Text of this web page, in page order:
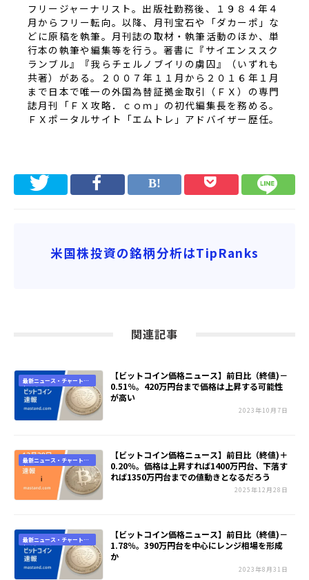
フリージャーナリスト。出版社勤務後、１９８４年４
月からフリー転向。以降、月刊宝石や「ダカーポ」な
どに原稿を執筆。月刊誌の取材・執筆活動のほか、単
行本の執筆や編集等を行う。著書に『サイエンススク
ランブル』『我らチェルノブイリの虜囚』（いずれも
共著）がある。２００７年１１月から２０１６年１月
まで日本で唯一の外国為替証拠金取引（ＦＸ）の専門
誌月刊「ＦＸ攻略．ｃｏｍ」の初代編集長を務める。
ＦＸポータルサイト「エムトレ」アドバイザー歴任。
米国株投資の銘柄分析はTipRanks
関連記事
最新ニュース・チャート速
報
【ビットコイン価格ニュース】前日比（終値)－
0.51％。420万円台まで価格は上昇する可能性
が高い
2023年10月7日
最新ニュース・チャート速
報
【ビットコイン価格ニュース】前日比（終値)＋
0.20％。価格は上昇すれば1400万円台、下落す
れば1350万円台までの値動きとなるだろう
2025年12月28日
最新ニュース・チャート速
報
【ビットコイン価格ニュース】前日比（終値)－
1.78％。390万円台を中心にレンジ相場を形成
か
2023年8月31日